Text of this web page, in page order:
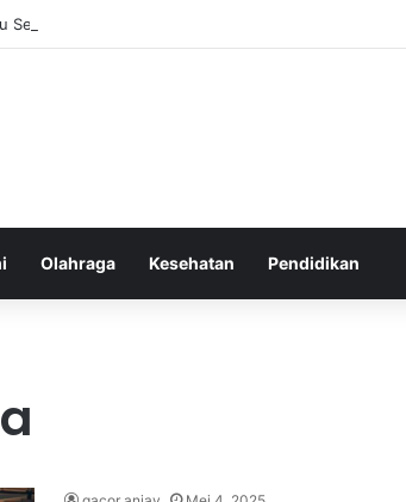
Sebelum Tidur: Meningkatkan Kesehatan
Olahraga Kesehatan Pendidikan